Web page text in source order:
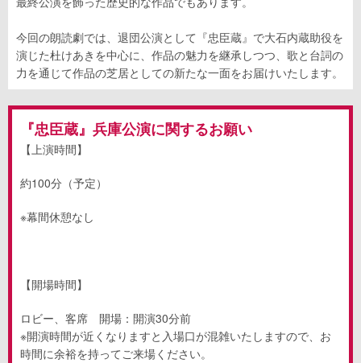
今回の朗読劇では、退団公演として『忠臣蔵』で大石内蔵助役を
演じた杜けあきを中心に、作品の魅力を継承しつつ、歌と台詞の
力を通じて作品の芝居としての新たな一面をお届けいたします。
『忠臣蔵』兵庫公演に関するお願い
【上演時間】
約100分（予定）
※幕間休憩なし
【開場時間】
ロビー、客席 開場：開演30分前
※開演時間が近くなりますと入場口が混雑いたしますので、お
時間に余裕を持ってご来場ください。